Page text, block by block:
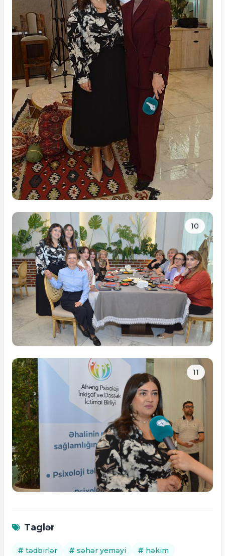
Tam ölçüdə bax
10
Tam ölçüdə bax
11
Tam ölçüdə bax
Taglər
tədbirlər səhər yeməyi
həkim